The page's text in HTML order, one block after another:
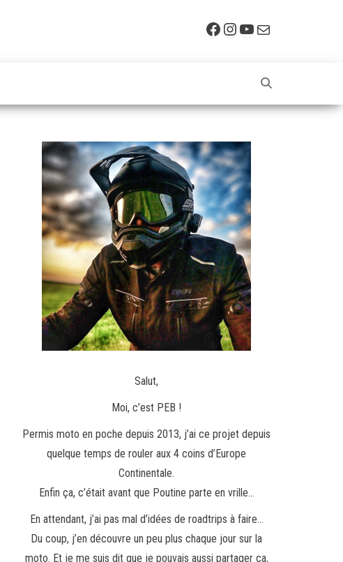
Facebook
Instagram
YouTube
E-mail
Salut,
Moi, c’est PEB !
Permis moto en poche depuis 2013, j’ai ce projet depuis
quelque temps de rouler aux 4 coins d’Europe
Continentale.
Enfin ça, c’était avant que Poutine parte en vrille…
En attendant, j’ai pas mal d’idées de roadtrips à faire…
Du coup, j’en découvre un peu plus chaque jour sur la
moto. Et je me suis dit que je pouvais aussi partager ça,